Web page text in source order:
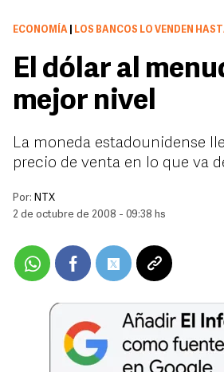
ECONOMÍA LOS BANCOS LO VENDEN
El dólar al
mejor nivel
La moneda estadounidense
precio de venta en lo que va
Por: NTX
2 de octubre de 2008 - 09:38 hs